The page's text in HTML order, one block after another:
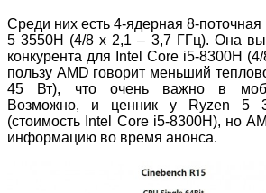
Среди них есть 4-ядерная 8-
5 3550H (4/8 x 2,1 – 3,7 ГГц). Она
конкурента для Intel Core i5-8300H
пользу AMD говорит меньший
45 Вт), что очень важно в
Возможно, и ценник у Ryzen 5
(стоимость Intel Core i5-8300H), но
информацию во время анонса.